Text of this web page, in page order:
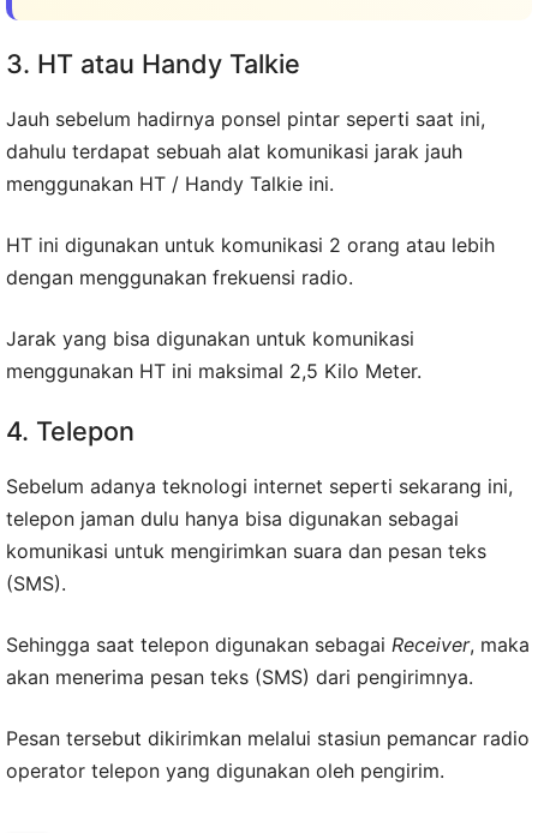
3. HT atau Handy Talkie
Jauh sebelum hadirnya ponsel pintar seperti saat ini,
dahulu terdapat sebuah alat komunikasi jarak jauh
menggunakan HT / Handy Talkie ini.
HT ini digunakan untuk komunikasi 2 orang atau lebih
dengan menggunakan frekuensi radio.
Jarak yang bisa digunakan untuk komunikasi
menggunakan HT ini maksimal 2,5 Kilo Meter.
4. Telepon
Sebelum adanya teknologi internet seperti sekarang ini,
telepon jaman dulu hanya bisa digunakan sebagai
komunikasi untuk mengirimkan suara dan pesan teks
(SMS).
Sehingga saat telepon digunakan sebagai Receiver, maka
akan menerima pesan teks (SMS) dari pengirimnya.
Pesan tersebut dikirimkan melalui stasiun pemancar radio
operator telepon yang digunakan oleh pengirim.